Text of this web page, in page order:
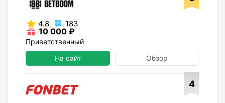
4.8 183
10 000 ₽
Приветственный
На сайт
Обзор
4